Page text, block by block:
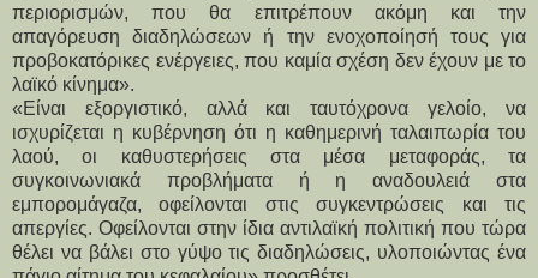
περιορισμών, που θα επιτρέπουν ακόμη και την
απαγόρευση διαδηλώσεων ή την ενοχοποίησή τους για
προβοκατόρικες ενέργειες, που καμία σχέση δεν έχουν με το
λαϊκό κίνημα».
«Είναι εξοργιστικό, αλλά και ταυτόχρονα γελοίο, να
ισχυρίζεται η κυβέρνηση ότι η καθημερινή ταλαιπωρία του
λαού, οι καθυστερήσεις στα μέσα μεταφοράς, τα
συγκοινωνιακά προβλήματα ή η αναδουλειά στα
εμπορομάγαζα, οφείλονται στις συγκεντρώσεις και τις
απεργίες. Οφείλονται στην ίδια αντιλαϊκή πολιτική που τώρα
θέλει να βάλει στο γύψο τις διαδηλώσεις, υλοποιώντας ένα